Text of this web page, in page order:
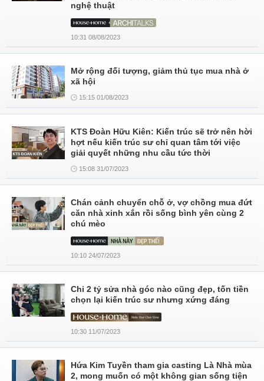
nghệ thuật
10:31 08/08/2023
Mở rộng đối tượng, giảm thủ tục mua nhà ở
xã hội
15:15 01/08/2023
KTS Đoàn Hữu Kiên: Kiến trúc sẽ trở nên hời
hợt nếu kiến trúc sư chỉ quan tâm tới việc
giải quyết những nhu cầu tức thời
15:08 31/07/2023
Chán cảnh chuyển chỗ ở, vợ chồng mua đứt
căn nhà xinh xắn rồi sống bình yên cùng 2
chú mèo
10:10 24/07/2023
Chi 2 tỷ sửa nhà góc nào cũng đẹp, tốn tiền
chọn lại kiến trúc sư nhưng xứng đáng
10:30 11/07/2023
Hứa Kim Tuyền tham gia casting Là Nhà mùa
2, mong muốn có một không gian sống tiện